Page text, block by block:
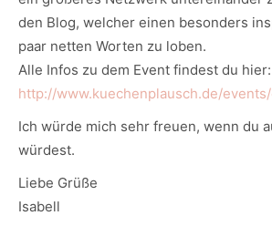
den Blog, welcher einen besonders
paar netten Worten zu loben.
Alle Infos zu dem Event findest du hier:
http://www.kuechenplausch.de/
Ich würde mich sehr freuen, wenn du
würdest.
Liebe Grüße
Isabell